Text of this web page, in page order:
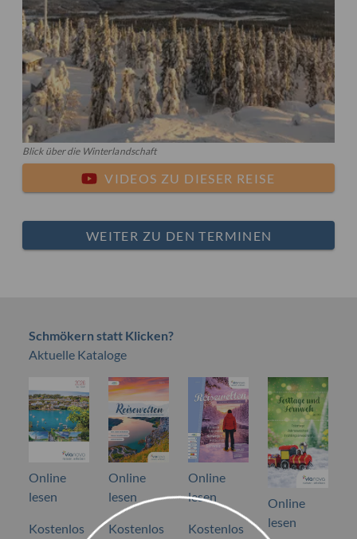
Blick über die Winterlandschaft
VIDEOS ZU DIESER REISE
WEITER ZU DEN TERMINEN
Schmökern statt Klicken?
Aktuelle Kataloge
Online
lesen
Kostenlos
Online
lesen
Kostenlos
Online
lesen
Kostenlos
Online
lesen